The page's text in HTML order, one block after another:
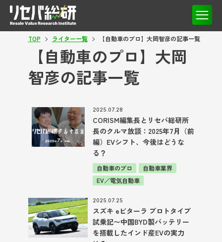
TOP ライター一覧 【自動車のプロ】大岡智彦の記事一覧
【自動車のプロ】大岡
智彦の記事一覧
2025.07.28
CORISM編集長とリセバ総研所
長のクルマ放談：2025年7月（前
編）EVシフト、今後はどうな
る？
自動車のプロ
自動車業界
EV／電気自動車
2025.07.25
スズキ eビターラ プロトタイプ
試乗記〜中国BYD製バッテリー
を搭載したインド産EVの実力